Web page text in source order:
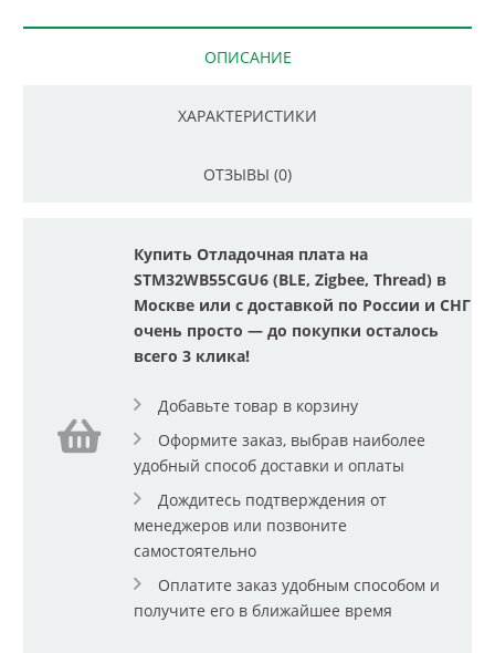
ОПИСАНИЕ
ХАРАКТЕРИСТИКИ
ОТЗЫВЫ (0)
Купить Отладочная плата на
STM32WB55CGU6 (BLE, Zigbee, Thread) в
Москве или с доставкой по России и СНГ
очень просто — до покупки осталось
всего 3 клика!
Добавьте товар в корзину
Оформите заказ, выбрав наиболее
удобный способ доставки и оплаты
Дождитесь подтверждения от
менеджеров или позвоните
самостоятельно
Оплатите заказ удобным способом и
получите его в ближайшее время